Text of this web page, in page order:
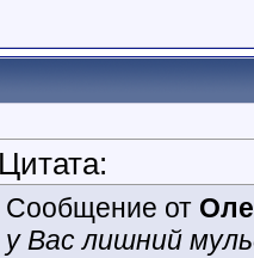
Цитата:
Сообщение от
у Вас лишний